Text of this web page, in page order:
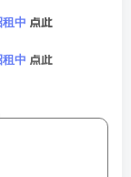
租中 点此
租中 点此